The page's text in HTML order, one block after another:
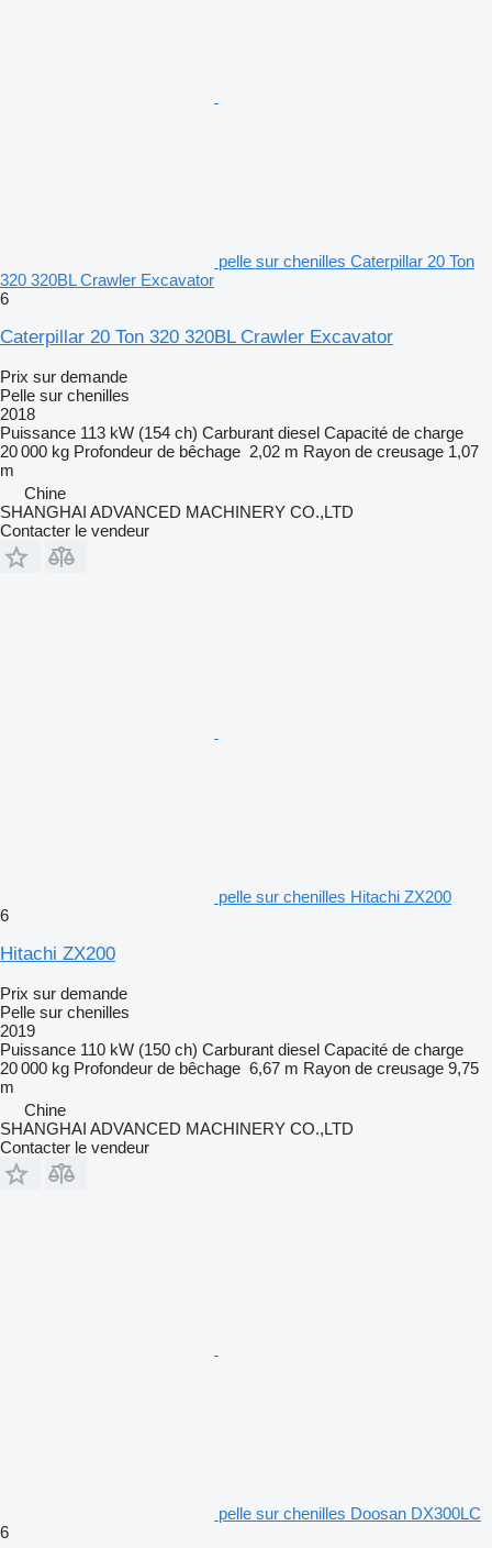
pelle sur chenilles Caterpillar 20 Ton
320 320BL Crawler Excavator
6
Caterpillar 20 Ton 320 320BL Crawler Excavator
Prix sur demande
Pelle sur chenilles
2018
Puissance 113 kW (154 ch) Carburant diesel Capacité de charge
20 000 kg Profondeur de bêchage 2,02 m Rayon de creusage 1,07
m
Chine
SHANGHAI ADVANCED MACHINERY CO.,LTD
Contacter le vendeur
pelle sur chenilles Hitachi ZX200
6
Hitachi ZX200
Prix sur demande
Pelle sur chenilles
2019
Puissance 110 kW (150 ch) Carburant diesel Capacité de charge
20 000 kg Profondeur de bêchage 6,67 m Rayon de creusage 9,75
m
Chine
SHANGHAI ADVANCED MACHINERY CO.,LTD
Contacter le vendeur
pelle sur chenilles Doosan DX300LC
6